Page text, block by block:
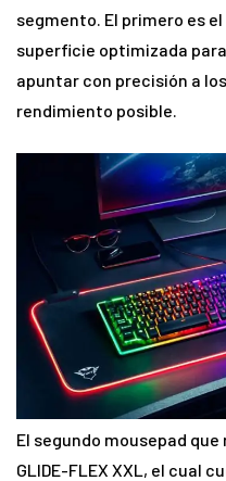
segmento. El primero es
superficie optimizada
apuntar con precisión a
rendimiento posible.
El segundo mousepad
GLIDE-FLEX XXL, el cual